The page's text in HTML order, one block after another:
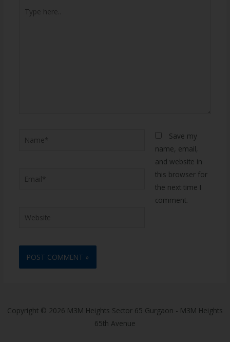
Save my
name, email,
and website in
this browser for
the next time I
comment.
Copyright © 2026 M3M Heights Sector 65 Gurgaon - M3M Heights
65th Avenue